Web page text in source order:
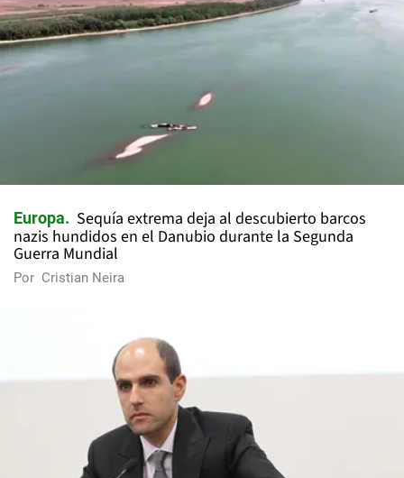
Europa
Sequía extrema deja al descubierto barcos
nazis hundidos en el Danubio durante la Segunda
Guerra Mundial
Por Cristian Neira